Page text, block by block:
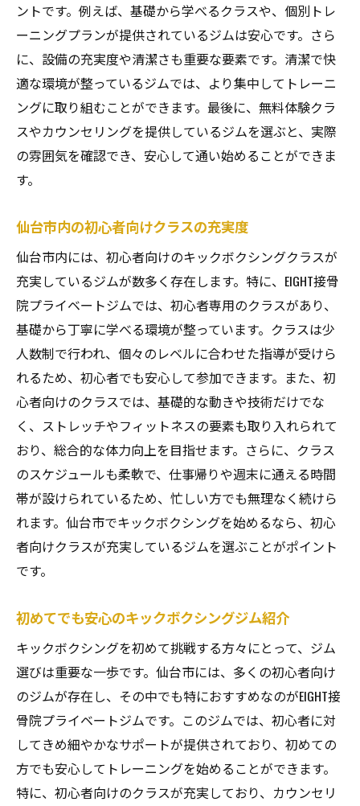
ントです。例えば、基礎から学べるクラスや、個別トレ
ーニングプランが提供されているジムは安心です。さら
に、設備の充実度や清潔さも重要な要素です。清潔で快
適な環境が整っているジムでは、より集中してトレーニ
ングに取り組むことができます。最後に、無料体験クラ
スやカウンセリングを提供しているジムを選ぶと、実際
の雰囲気を確認でき、安心して通い始めることができま
す。
仙台市内の初心者向けクラスの充実度
仙台市内には、初心者向けのキックボクシングクラスが
充実しているジムが数多く存在します。特に、EIGHT接骨
院プライベートジムでは、初心者専用のクラスがあり、
基礎から丁寧に学べる環境が整っています。クラスは少
人数制で行われ、個々のレベルに合わせた指導が受けら
れるため、初心者でも安心して参加できます。また、初
心者向けのクラスでは、基礎的な動きや技術だけでな
く、ストレッチやフィットネスの要素も取り入れられて
おり、総合的な体力向上を目指せます。さらに、クラス
のスケジュールも柔軟で、仕事帰りや週末に通える時間
帯が設けられているため、忙しい方でも無理なく続けら
れます。仙台市でキックボクシングを始めるなら、初心
者向けクラスが充実しているジムを選ぶことがポイント
です。
初めてでも安心のキックボクシングジム紹介
キックボクシングを初めて挑戦する方々にとって、ジム
選びは重要な一歩です。仙台市には、多くの初心者向け
のジムが存在し、その中でも特におすすめなのがEIGHT接
骨院プライベートジムです。このジムでは、初心者に対
してきめ細やかなサポートが提供されており、初めての
方でも安心してトレーニングを始めることができます。
特に、初心者向けのクラスが充実しており、カウンセリ